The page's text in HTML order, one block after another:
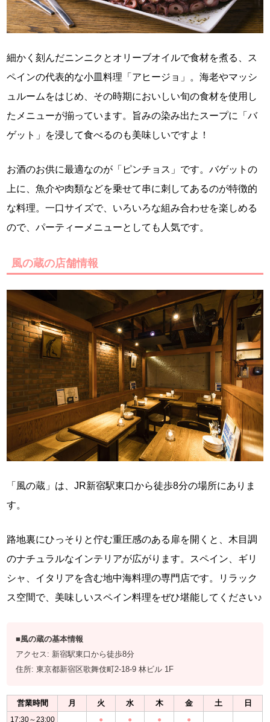
細かく刻んだニンニクとオリーブオイルで食材を煮る、ス
ペインの代表的な小皿料理「アヒージョ」。海老やマッシ
ュルームをはじめ、その時期においしい旬の食材を使用し
たメニューが揃っています。旨みの染み出たスープに「バ
ゲット」を浸して食べるのも美味しいですよ！
お酒のお供に最適なのが「ピンチョス」です。バゲットの
上に、魚介や肉類などを乗せて串に刺してあるのが特徴的
な料理。一口サイズで、いろいろな組み合わせを楽しめる
ので、パーティーメニューとしても人気です。
風の蔵の店舗情報
「風の蔵」は、JR新宿駅東口から徒歩8分の場所にありま
す。
路地裏にひっそりと佇む重圧感のある扉を開くと、木目調
のナチュラルなインテリアが広がります。スペイン、ギリ
シャ、イタリアを含む地中海料理の専門店です。リラック
ス空間で、美味しいスペイン料理をぜひ堪能してください♪
■風の蔵の基本情報
アクセス: 新宿駅東口から徒歩8分
住所: 東京都新宿区歌舞伎町2-18-9 林ビル 1F
営業時間 月 火 水 木 金 土
日
17:30～23:00
● ● ● ●